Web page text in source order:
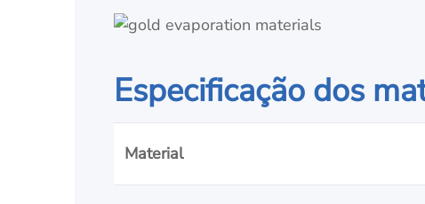
Especificação dos
Material